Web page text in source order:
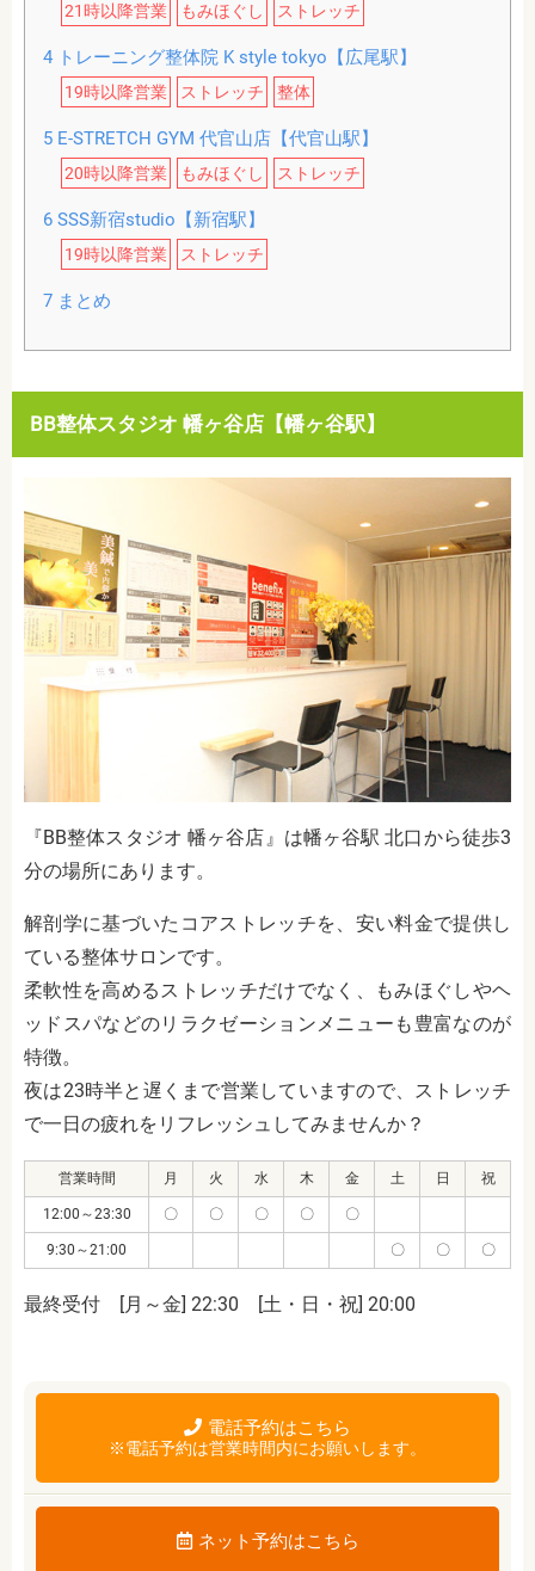
21時以降営業 もみほぐし ストレッチ
4トレーニング整体院 K style tokyo【広尾駅】
19時以降営業 ストレッチ 整体
5E-STRETCH GYM 代官山店【代官山駅】
20時以降営業 もみほぐし ストレッチ
6SSS新宿studio【新宿駅】
19時以降営業 ストレッチ
7まとめ
BB整体スタジオ 幡ヶ谷店【幡ヶ谷駅】
『BB整体スタジオ 幡ヶ谷店』は幡ヶ谷駅 北口から徒歩3
分の場所にあります。
解剖学に基づいたコアストレッチを、安い料金で提供し
ている整体サロンです。
柔軟性を高めるストレッチだけでなく、もみほぐしやヘ
ッドスパなどのリラクゼーションメニューも豊富なのが
特徴。
夜は23時半と遅くまで営業していますので、ストレッチ
で一日の疲れをリフレッシュしてみませんか？
営業時間 月 火 水 木 金 土 日 祝
12:00～23:30 〇 〇 〇 〇 〇
9:30～21:00 〇 〇 〇
最終受付 [月～金] 22:30 [土・日・祝] 20:00
電話予約はこちら
※電話予約は営業時間内にお願いします。
ネット予約はこちら